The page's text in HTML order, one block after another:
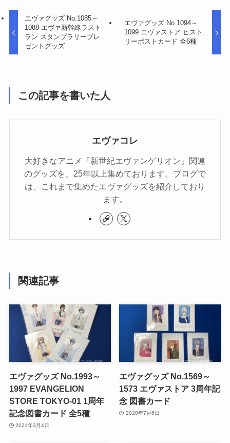
エヴァグッズ No.1085～
1088 エヴァ新幹線ラスト
ラン スタンプラリープレ
ゼントグッズ
エヴァグッズ No.1094～
1099 エヴァストア ヒスト
リーポストカード 全6種
この記事を書いた人
エヴァコレ
大好きなアニメ『新世紀エヴァンゲリオン』関連
のグッズを、25年以上集めております。ブログで
は、これまで集めたエヴァグッズを紹介しており
ます。
関連記事
エヴァグッズ No.1993～
1997 EVANGELION
STORE TOKYO-01 1周年
記念図書カード 全5種
2021年3月4日
エヴァグッズ No.1569～
1573 エヴァストア 3周年記
念 図書カード
2020年7月6日